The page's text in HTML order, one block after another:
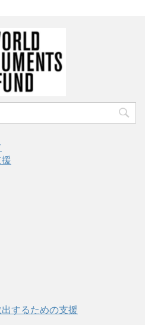
するための支援